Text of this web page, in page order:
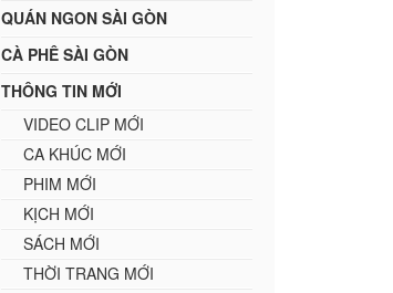
QUÁN NGON SÀI GÒN
CÀ PHÊ SÀI GÒN
THÔNG TIN MỚI
VIDEO CLIP MỚI
CA KHÚC MỚI
PHIM MỚI
KỊCH MỚI
SÁCH MỚI
THỜI TRANG MỚI